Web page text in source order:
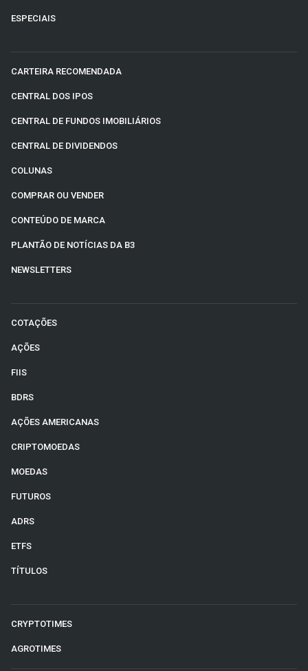
ESPECIAIS
CARTEIRA RECOMENDADA
CENTRAL DOS IPOS
CENTRAL DE FUNDOS IMOBILIÁRIOS
CENTRAL DE DIVIDENDOS
COLUNAS
COMPRAR OU VENDER
CONTEÚDO DE MARCA
PLANTÃO DE NOTÍCIAS DA B3
NEWSLETTERS
COTAÇÕES
AÇÕES
FIIS
BDRS
AÇÕES AMERICANAS
CRIPTOMOEDAS
MOEDAS
FUTUROS
ADRS
ETFS
TÍTULOS
CRYPTOTIMES
AGROTIMES